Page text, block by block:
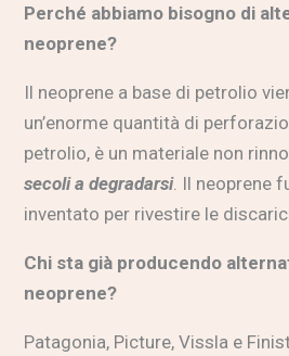
Perché abbiamo bisogno di
neoprene?
Il neoprene a base di petrolio
un’enorme quantità di
petrolio, è un materiale non
secoli a degradarsi. Il neoprene
inventato per rivestire le
Chi sta già producendo
neoprene?
Patagonia, Picture, Vissla e